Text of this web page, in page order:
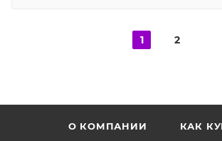
1 2
О КОМПАНИИ КАК